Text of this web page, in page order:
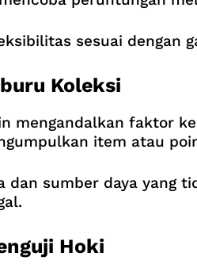
sesuai dengan
Koleksi
mengandalkan faktor
item atau
dan sumber daya yang
Hoki